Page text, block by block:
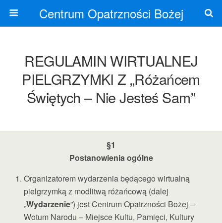
Centrum Opatrzności Bożej
REGULAMIN WIRTUALNEJ
PIELGRZYMKI Z „Różańcem
Świętych – Nie Jesteś Sam”
§1
Postanowienia ogólne
Organizatorem wydarzenia będącego wirtualną
pielgrzymką z modlitwą różańcową (dalej
„Wydarzenie”) jest Centrum Opatrzności Bożej –
Wotum Narodu – Miejsce Kultu, Pamięci, Kultury